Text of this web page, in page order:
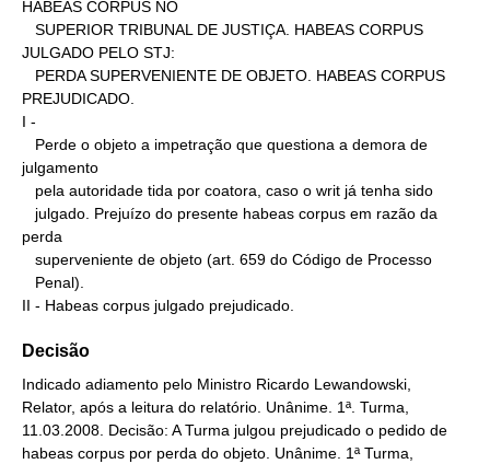
HABEAS CORPUS NO
JULGADO PELO STJ:
PREJUDICADO.
I -
julgamento
perda
II - Habeas corpus julgado prejudicado.
Decisão
Indicado adiamento pelo Ministro Ricardo Lewandowski,
Relator, após a leitura do relatório. Unânime. 1ª. Turma,
11.03.2008. Decisão: A Turma julgou prejudicado o pedido de
habeas corpus por perda do objeto. Unânime. 1ª Turma,